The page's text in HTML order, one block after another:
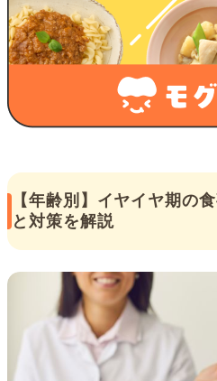
【年齢別】イヤイヤ期の
と対策を解説